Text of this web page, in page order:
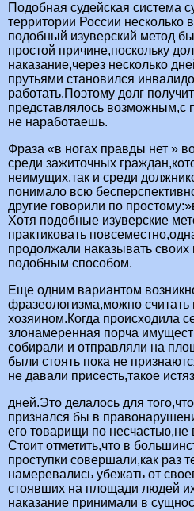
Подобная судейская система
территории России несколько
подобный изуверский метод
простой причине,поскольку
наказание,через несколько
прутьями становился
работать.Поэтому долг
представлялось возможным,с
не наработаешь.
Фраза «в ногах правды нет »
среди зажиточных
неимущих,так и среди
понимало всю
другие говорили по
Хотя подобные изуверские
практиковать
продолжали наказывать своих
подобным способом.
Еще одним вариантом
фразеологизма,можно считать
хозяином.Когда происходила
злонамеренная порча
собирали и отправляли на
были стоять пока не
не давали присесть,такое
дней.Это делалось для
признался бы в
его товарищи по
Стоит отметить,что в
проступки совершали,как раз
намеревались убежать от
стоявших на площади людей
наказание принимали в